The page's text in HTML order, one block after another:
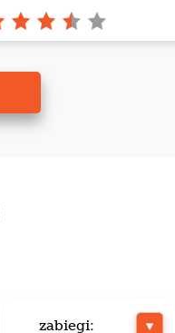
zabiegi: